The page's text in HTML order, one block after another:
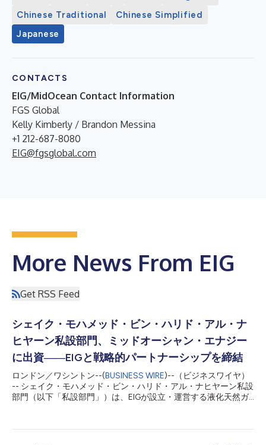
Chinese Traditional
Chinese Simplified
Japanese
CONTACTS
EIG/MidOcean Contact Information
FGS Global
Kelly Kimberly / Brandon Messina
+1 212-687-8080
EIG@fgsglobal.com
More News From EIG
Get RSS Feed
シェイク・モハメッド・ビン・ハリド・アル・ナ
ヒヤーン私設部門、ミッドオーシャン・エナジー
に出資――EIGと戦略的パートナーシップを締結
ロンドン／ワシントン--(BUSINESS WIRE)--（ビジネスワイヤ）
-- シェイク・モハメッド・ビン・ハリド・アル・ナヒヤーン私設
部門（以下「私設部門」）は、EIGが設立・運営する液化天然ガ
すると発表しました。 今回の出資とあわせて、私設部門とEIG